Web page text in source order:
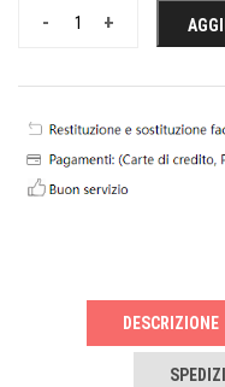
+
-
DESCRIZIONE